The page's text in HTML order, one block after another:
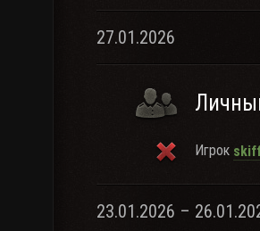
27.01.2026
Игрок
23.01.2026 –